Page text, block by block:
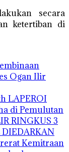
secara
ketertiban di
Ogan Ilir
LAPEROI
di Pemulutan
RINGKUS 3
DIEDARKAN
Kemitraan